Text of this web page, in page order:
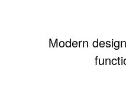
Modern